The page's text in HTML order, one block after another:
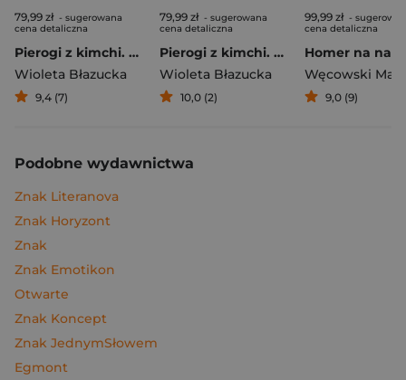
79,99 zł - sugerowana
cena detaliczna
Pierogi z kimchi. Moje ulubione azjatyckie przepisy
Wioleta Błazucka
9,4 (7)
79,99 zł - sugerowana
cena detaliczna
Pierogi z kimchi. Moje ulubione azjatyckie przepisy - książka z autografem
Wioleta Błazucka
10,0 (2)
99,99 zł -
cena detaliczna
Węcowski
9,0 (9)
Podobne wydawnictwa
Znak Literanova
Znak Horyzont
Znak
Znak Emotikon
Otwarte
Znak Koncept
Znak JednymSłowem
Egmont